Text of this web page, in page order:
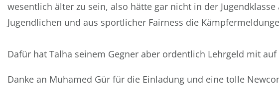
wesentlich älter zu sein, also hätte gar nicht in der
Jugendlichen und aus sportlicher Fairness die
Dafür hat Talha seinem Gegner aber ordentlich Lehrgeld mit auf
Danke an Muhamed Gür für die Einladung und eine tolle